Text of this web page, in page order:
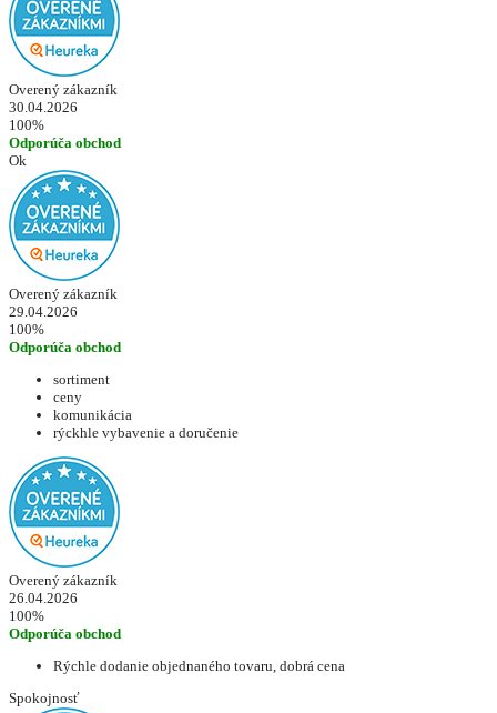
Overený zákazník
30.04.2026
100%
Odporúča obchod
Ok
Overený zákazník
29.04.2026
100%
Odporúča obchod
sortiment
ceny
komunikácia
rýckhle vybavenie a doručenie
Overený zákazník
26.04.2026
100%
Odporúča obchod
Rýchle dodanie objednaného tovaru, dobrá cena
Spokojnosť